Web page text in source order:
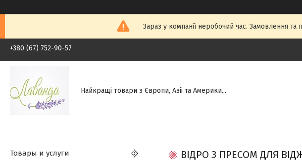
Зараз у компанії неробочий час. Замовлення
+380 (67) 752-90-57
Найкращі товари з Європи, Азіі та Америки...
ВІДРО З ПРЕСОМ ДЛЯ
Товары и услуги